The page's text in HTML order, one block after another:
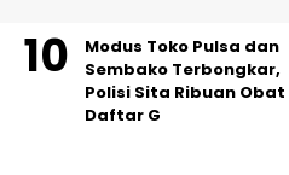
Modus Toko Pulsa dan
Sembako Terbongkar,
Polisi Sita Ribuan Obat
Daftar G